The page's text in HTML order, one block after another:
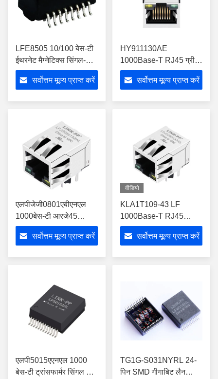
LFE8505 10/100 बेस-टी
ईथरनेट मैग्नेटिक्स सिंगल-पोर्ट
एसएमटी लैन ट्रांसफार्मर
सर्वोत्तम मूल्य प्राप्त करें
HY911130AE
1000Base-T RJ45 ग्रीन
येलो एलईडी के साथ चुंबकीय
जैक
सर्वोत्तम मूल्य प्राप्त करें
एलपीजेजी0801एबीएनएल
1000बेस-टी आरजे45
मैग्नेटिक्स जैक 1×1 मैगजैक
एलईडी के साथ
सर्वोत्तम मूल्य प्राप्त करें
वीडियो
KLA1T109-43 LF
1000Base-T RJ45
मैगजैक मैच
ATMEGA88PV-10MUR
सर्वोत्तम मूल्य प्राप्त करें
एलपी5015एएनएल 1000
बेस-टी ट्रांसफार्मर सिंगल पोर्ट
TG1G-S031NYRL 24-
पिन SMD गीगाबिट लैन